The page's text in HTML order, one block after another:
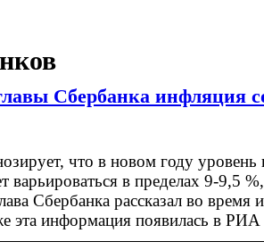
Сбербанка инфляция
что в новом году уровень
варьироваться в пределах 9-9,5
Сбербанка рассказал во время
эта информация появилась в